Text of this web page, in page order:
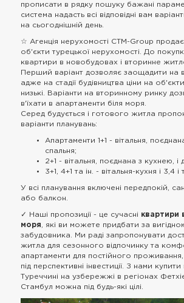
прописати в рядку пошуку бажані
система надасть всі відповідні вам
на сьогоднішній день.
☆ Агенція нерухомості CTM-Group продає
об'єкти турецької нерухомості. До
квартири в новобудовах і вторинне
Перший варіант дозволяє заощадити на
адже на стадії будівництва ціни на
низькі. Варіанти на вторинному ринку
в'їхати в апартаменти біля моря.
Серед будується і готового житла
варіанти планувань:
Апартаменти 1+1 - вітальня,
спальня;
2+1 - вітальня, поєднана з кухнею, і
3+1, 4+1 та ін. - вітальня-кухня і 3,4 і
У всі планування включені передпокій,
або балкон.
✓ Наші пропозиції - це сучасні квартири
моря, які ви можете придбати за
забудовника. Ми раді запропонувати
житла для сезонного відпочинку та
апартаменти для постійного
під перспективні інвестиції. З нами
Туреччині на узбережжі в регіонах
Стамбул можна під будь-які цілі.